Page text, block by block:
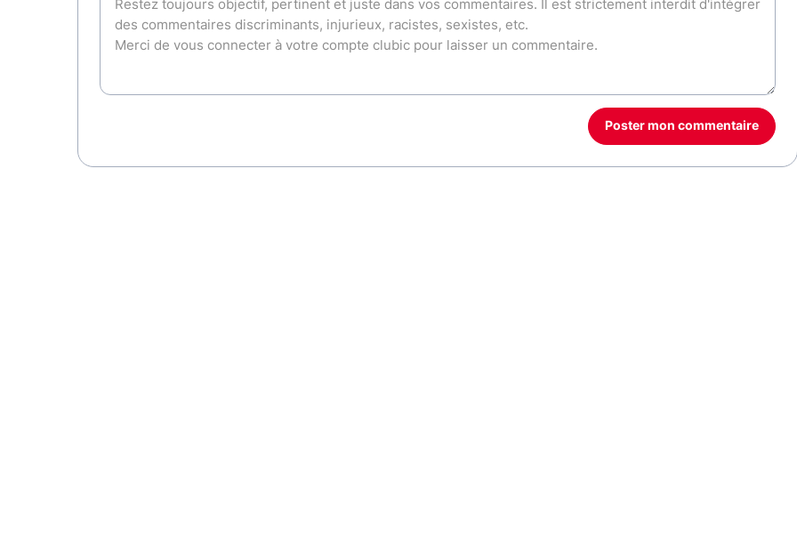
Poster mon commentaire